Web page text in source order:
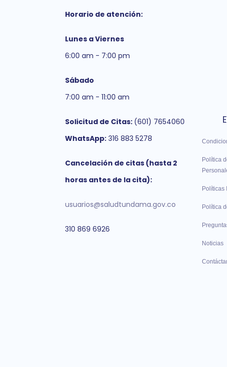
Horario de atención:
Lunes a Viernes
6:00 am - 7:00 pm
Sábado
7:00 am - 11:00 am
Solicitud de Citas: (601) 7654060
WhatsApp: 316 883 5278
Cancelación de citas (hasta 2
horas antes de la cita):
usuarios@saludtundama.gov.co
310 869 6926
Política
Políticas
Política
Noticias